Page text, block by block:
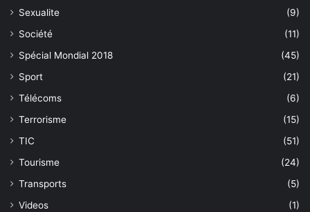
Sexualite
(9)
Société
(11)
Spécial Mondial 2018
(45)
Sport
(21)
Télécoms
(6)
Terrorisme
(15)
TIC
(51)
Tourisme
(24)
Transports
(5)
Videos
(1)